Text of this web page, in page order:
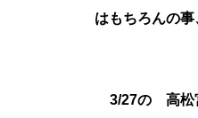
はもちろんの事
3/27の 高松